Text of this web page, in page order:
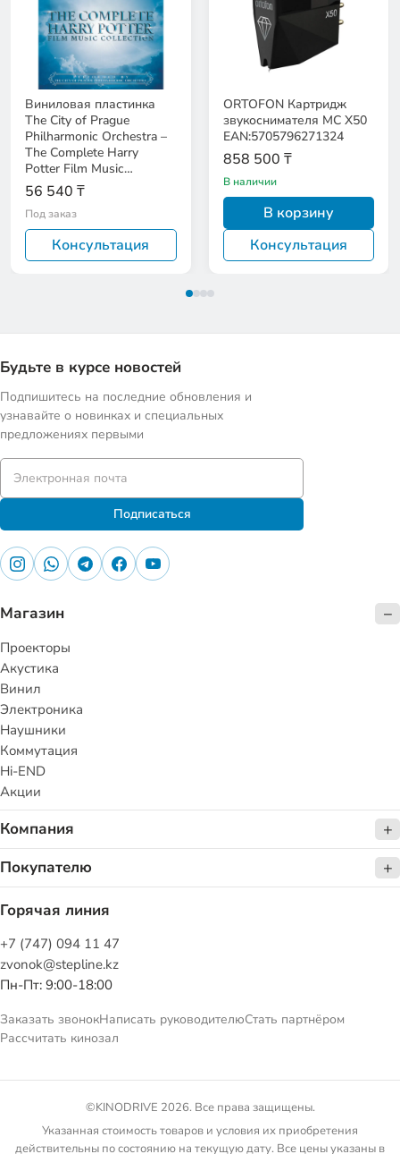
Виниловая пластинка
The City of Prague
Philharmonic Orchestra –
The Complete Harry
Potter Film Music
Collection
56 540 ₸
Под заказ
Консультация
ORTOFON Картридж
звукоснимателя MC X50
EAN:5705796271324
858 500 ₸
В наличии
В корзину
Консультация
Будьте в курсе новостей
Подпишитесь на последние обновления и
узнавайте о новинках и специальных
предложениях первыми
Подписаться
Магазин
Проекторы
Акустика
Винил
Электроника
Наушники
Коммутация
Hi-END
Акции
Компания
Покупателю
Горячая линия
+7 (747) 094 11 47
zvonok@stepline.kz
Пн-Пт: 9:00-18:00
Заказать звонокНаписать руководителюСтать партнёром
Рассчитать кинозал
©KINODRIVE 2026. Все права защищены.
Указанная стоимость товаров и условия их приобретения
действительны по состоянию на текущую дату. Все цены указаны в